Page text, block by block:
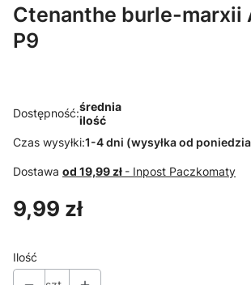
Ctenanthe burle-marxii
P9
Dostępność:średnia
ilość
Czas wysyłki:1-4 dni (wysyłka od
Dostawa od 19,99 zł - Inpost Paczkomaty
Cena
9,99 zł
Ilość